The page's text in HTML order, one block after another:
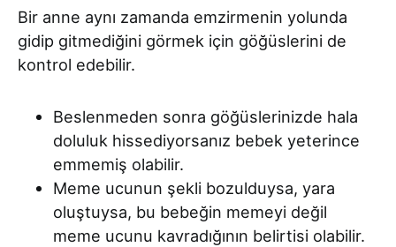
Bir anne aynı zamanda emzirmenin yolunda
gidip gitmediğini görmek için göğüslerini de
kontrol edebilir.
Beslenmeden sonra göğüslerinizde hala
doluluk hissediyorsanız bebek yeterince
emmemiş olabilir.
Meme ucunun şekli bozulduysa, yara
oluştuysa, bu bebeğin memeyi değil
meme ucunu kavradığının belirtisi olabilir.